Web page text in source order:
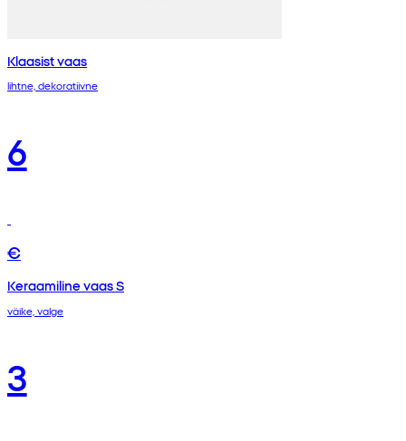
Klaasist vaas
lihtne, dekoratiivne
6
€
Keraamiline vaas S
väike, valge
3